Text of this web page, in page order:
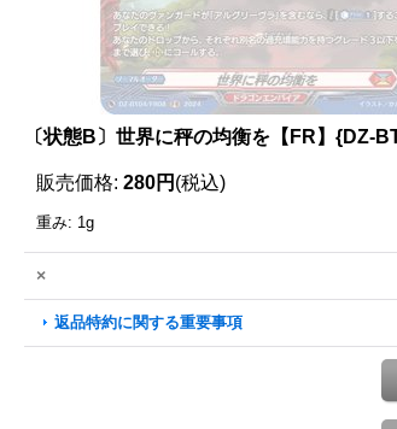
〔状態B〕世界に秤の均衡を【FR】{DZ-
販売価格: 280円 (税込)
重み: 1g
×
返品特約に関する重要事項